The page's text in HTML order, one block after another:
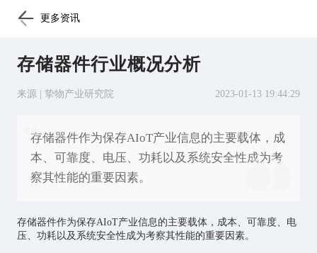
更多资讯
存储器件行业概况分析
来源 | 挚物产业研究院 2023-01-13 19:44:29
存储器件作为保存AIoT产业信息的主要载体，成
本、可靠度、电压、功耗以及系统安全性成为考
察其性能的重要因素。
存储器件作为保存AIoT产业信息的主要载体，成本、可靠度、电
压、功耗以及系统安全性成为考察其性能的重要因素。